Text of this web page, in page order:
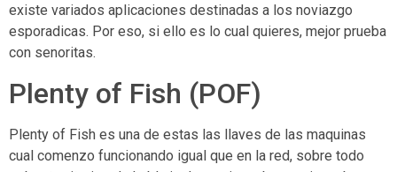
existe variados aplicaciones destinadas a los noviazgo
esporadicas. Por eso, si ello es lo cual quieres, mejor prueba
con senoritas.
Plenty of Fish (POF)
Plenty of Fish es una de estas las llaves de las maquinas
cual comenzo funcionando igual que en la red, sobre todo